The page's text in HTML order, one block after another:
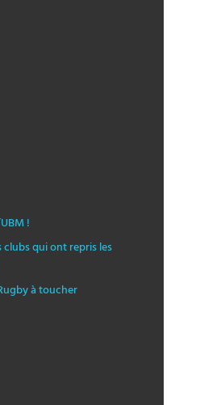
!
clubs qui ont repris les
à toucher